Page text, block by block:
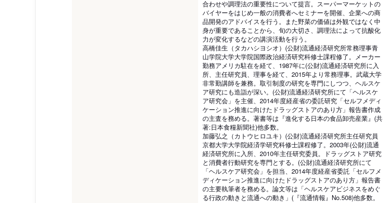
合わせや調理法の重要性について提言。スーパーマーケットの
バイヤーをはじめ一般の消費者へセミナーを開催、企業への商
品開発のアドバイスを行う。また野菜の価値は外観ではなく中
身が重要であることから、旬の大切さ、調理法によって抗酸化
力が変化するなどの講演活動を行う。
高橋佳生（タカハシヨシオ）(公財)流通経済研究所常務理事青
山学院大学大学院国際政治経済研究科修士課程修了。メーカー
勤務アメリカ駐在を経て、1987年に(公財)流通経済研究所に入
所、主任研究員、理事を経て、2015年より常務理事。武蔵大学
非常勤講師を兼務。取引制度の研究を専門にしつつ、ヘルスケ
ア研究にも造詣が深い。(公財)流通経済研究所にて「ヘルスケ
ア研究会」を主催、2014年度経産省の委託研究「セルフメディ
ケーション推進に向けたドラッグストアのあり方」報告書作成
の主査を務める。著書等は『進化する日本の食品卸売産業』(共
著:日本食糧新聞社)他多数。
加藤弘之（カトウヒロユキ）(公財)流通経済研究所主任研究員
京都大学大学院経済学研究科修士課程修了。2003年(公財)流通
経済研究所に入所、2010年主任研究委員。ドラッグストア研究
と消費者行動研究を専門とする。(公財)流通経済研究所にて
「ヘルスケア研究会」を担当、2014年度経産省委託「セルフメ
ディケーション推進に向けたドラッグストアのあり方」報告書
の主要執筆者を務める。論文等は「ヘルスケアビジネスをめぐ
る行政の動きと流通への動き」(『流通情報』No.508)他多数。